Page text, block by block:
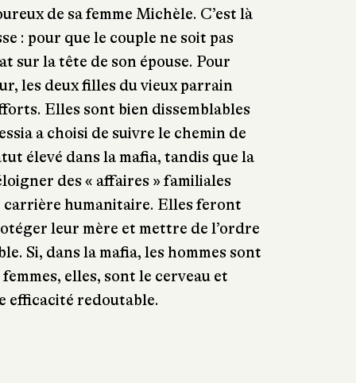
de sa femme Michèle. C’est là
: pour que le couple ne soit pas
sur la tête de son épouse. Pour
les deux filles du vieux parrain
Elles sont bien dissemblables
a choisi de suivre le chemin de
élevé dans la mafia, tandis que la
des « affaires » familiales
carrière humanitaire. Elles feront
leur mère et mettre de l’ordre
Si, dans la mafia, les hommes sont
elles, sont le cerveau et
efficacité redoutable.